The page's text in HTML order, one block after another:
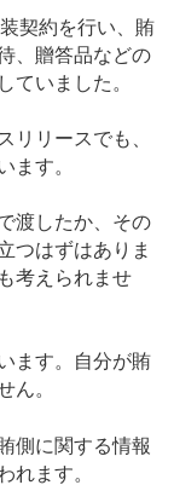
契約を行い、賄
、贈答品などの
ていました。
リリースでも、
ます。
渡したか、その
つはずはありま
考えられませ
ます。自分が賄
ん。
側に関する情報
れます。